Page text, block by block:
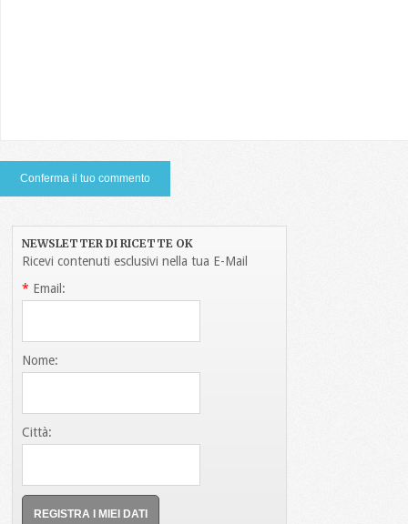
NEWSLETTER DI RICETTE OK
Ricevi contenuti esclusivi nella tua E-Mail
* Email:
Nome:
Città: